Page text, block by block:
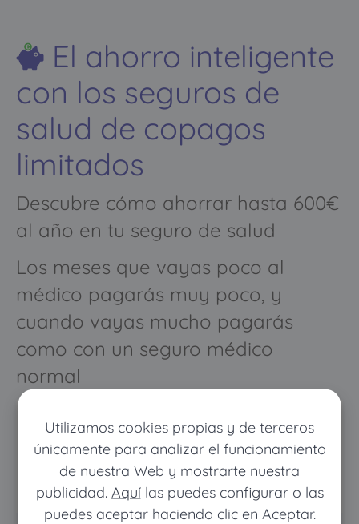
Utilizamos cookies propias y de terceros
únicamente para analizar el funcionamiento
de nuestra Web y mostrarte nuestra
publicidad. Aquílas puedes configurar o las
puedes aceptar haciendo clic en Aceptar.
El ahorro inteligente
con los seguros de
salud de copagos
limitados
Descubre cómo ahorrar hasta 600€
al año en tu seguro de salud
Los meses que vayas poco al
médico pagarás muy poco, y
cuando vayas mucho pagarás
como con un seguro médico
normal